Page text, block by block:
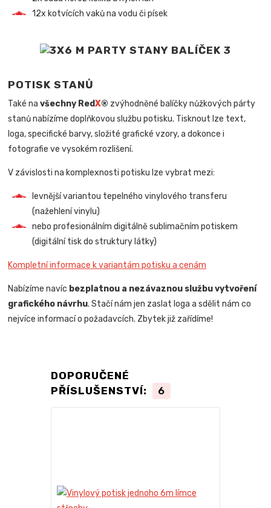
12x kotvících vaků na vodu či písek
POTISK STANŮ
Také navšechny RedX® zvýhodněné balíčky nůžkových párty
stanů nabízíme doplňkovou službu potisku. Tisknout lze text,
loga, specifické barvy, složité grafické vzory, a dokonce i
fotografie ve vysokém rozlišení.
V závislosti na komplexnosti potisku lze vybrat mezi:
levnější variantou tepelného vinylového transferu
(nažehlení vinylu)
nebo profesionálním digitálně sublimačním potiskem
(digitální tisk do struktury látky)
Kompletní informace k variantám potisku a cenám
Nabízíme navíc bezplatnou a nezávaznou službu vytvoření
grafického návrhu. Stačí nám jen zaslat loga a sdělit nám co
nejvíce informací o požadavcích. Zbytek již zařídíme!
DOPORUČENÉ
PŘÍSLUŠENSTVÍ:
6